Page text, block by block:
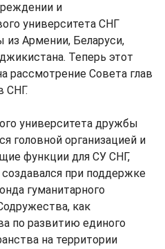
и
университета СНГ
из Армении, Беларуси,
Теперь этот
рассмотрение Совета глав
СНГ.
университета дружбы
головной организацией и
функции для СУ СНГ,
при поддержке
гуманитарного
как
по развитию единого
на территории